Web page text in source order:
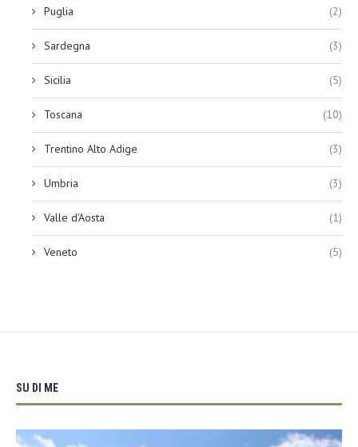
Puglia (2)
Sardegna (3)
Sicilia (5)
Toscana (10)
Trentino Alto Adige (3)
Umbria (3)
Valle d'Aosta (1)
Veneto (5)
SU DI ME